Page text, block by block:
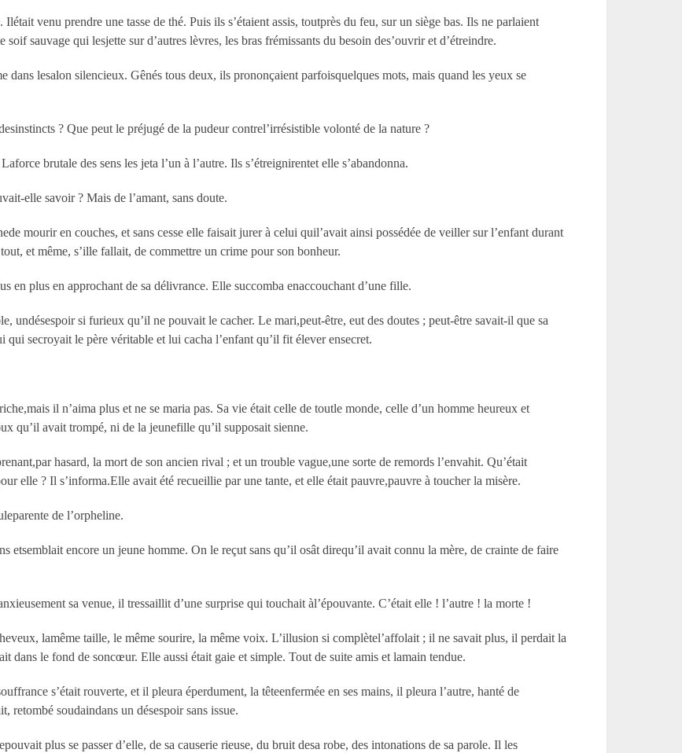
venu prendre une tasse de thé. Puis ils s’étaient assis, toutprès du feu, sur un siège bas. Ils ne parlaient
sauvage qui lesjette sur d’autres lèvres, les bras frémissants du besoin des’ouvrir et d’étreindre.
dans lesalon silencieux. Gênés tous deux, ils prononçaient parfoisquelques mots, mais quand les yeux se
? Que peut le préjugé de la pudeur contrel’irrésistible volonté de la nature ?
brutale des sens les jeta l’un à l’autre. Ils s’étreignirentet elle s’abandonna.
elle savoir ? Mais de l’amant, sans doute.
mourir en couches, et sans cesse elle faisait jurer à celui quil’avait ainsi possédée de veiller sur l’enfant durant
et même, s’ille fallait, de commettre un crime pour son bonheur.
en plus en approchant de sa délivrance. Elle succomba enaccouchant d’une fille.
undésespoir si furieux qu’il ne pouvait le cacher. Le mari,peut-être, eut des doutes ; peut-être savait-il que sa
secroyait le père véritable et lui cacha l’enfant qu’il fit élever ensecret.
il n’aima plus et ne se maria pas. Sa vie était celle de toutle monde, celle d’un homme heureux et
qu’il avait trompé, ni de la jeunefille qu’il supposait sienne.
hasard, la mort de son ancien rival ; et un trouble vague,une sorte de remords l’envahit. Qu’était
elle ? Il s’informa.Elle avait été recueillie par une tante, et elle était pauvre,pauvre à toucher la misère.
de l’orpheline.
etsemblait encore un jeune homme. On le reçut sans qu’il osât direqu’il avait connu la mère, de crainte de faire
sa venue, il tressaillit d’une surprise qui touchait àl’épouvante. C’était elle ! l’autre ! la morte !
lamême taille, le même sourire, la même voix. L’illusion si complètel’affolait ; il ne savait plus, il perdait la
dans le fond de soncœur. Elle aussi était gaie et simple. Tout de suite amis et lamain tendue.
s’était rouverte, et il pleura éperdument, la têteenfermée en ses mains, il pleura l’autre, hanté de
retombé soudaindans un désespoir sans issue.
plus se passer d’elle, de sa causerie rieuse, du bruit desa robe, des intonations de sa parole. Il les